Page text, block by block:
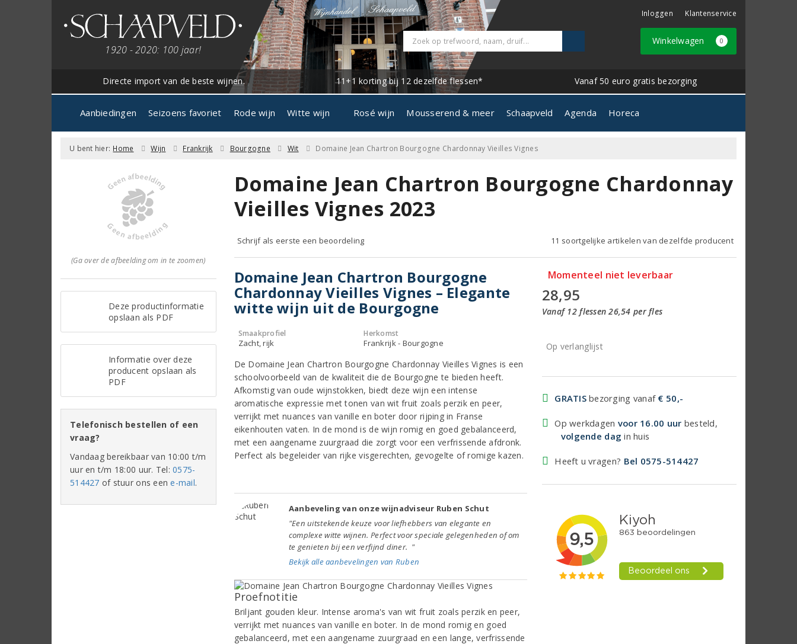
1920 - 2020: 100 jaar!
Inloggen Klantenservice
Winkelwagen 0
Directe import van de beste wijnen. 11+1 korting bij 12 dezelfde flessen* Vanaf 50 euro gratis bezorging
Aanbiedingen Seizoens favoriet Rode wijn Witte wijn Rosé wijn Mousserend & meer Schaapveld Agenda Horeca
U bent hier: Home Wijn Frankrijk Bourgogne Wit Domaine Jean Chartron Bourgogne Chardonnay Vieilles Vignes
(Ga over de afbeelding om in te zoomen)
Deze productinformatie
opslaan als PDF
Informatie over deze
producent opslaan als
PDF
Telefonisch bestellen of een
vraag?
Vandaag bereikbaar van 10:00 t/m
uur en t/m 18:00 uur. Tel:0575-
514427 of stuur ons eene-mail.
Domaine Jean Chartron Bourgogne Chardonnay
Vieilles Vignes 2023
Schrijf als eerste een beoordeling 11 soortgelijke artikelen van dezelfde producent
Domaine Jean Chartron Bourgogne
Chardonnay Vieilles Vignes – Elegante
witte wijn uit de Bourgogne
Smaakprofiel
Zacht, rijk
Herkomst
Frankrijk - Bourgogne
De Domaine Jean Chartron Bourgogne Chardonnay Vieilles Vignes is een
schoolvoorbeeld van de kwaliteit die de Bourgogne te bieden heeft.
Afkomstig van oude wijnstokken, biedt deze wijn een intense
aromatische expressie met tonen van wit fruit zoals perzik en peer,
verrijkt met nuances van vanille en boter door rijping in Franse
eikenhouten vaten. In de mond is de wijn romig en goed gebalanceerd,
met een aangename zuurgraad die zorgt voor een verfrissende afdronk.
Perfect als begeleider van rijke visgerechten, gevogelte of romige kazen.
Aanbeveling van onze wijnadviseur Ruben Schut
"Een uitstekende keuze voor liefhebbers van elegante en
complexe witte wijnen. Perfect voor speciale gelegenheden of om
te genieten bij een verfijnd diner. "
Bekijk alle aanbevelingen van Ruben
Proefnotitie
Briljant gouden kleur. Intense aroma's van wit fruit zoals perzik en peer,
verrijkt met nuances van vanille en boter. In de mond romig en goed
gebalanceerd, met een aangename zuurgraad en een lange, verfrissende
Momenteel niet leverbaar
28,95
Vanaf 12 flessen 26,54 per fles
Op verlanglijst
GRATISbezorging vanaf € 50,-
Op werkdagen voor 16.00 uur besteld,
volgende dag in huis
Heeft u vragen? Bel 0575-514427